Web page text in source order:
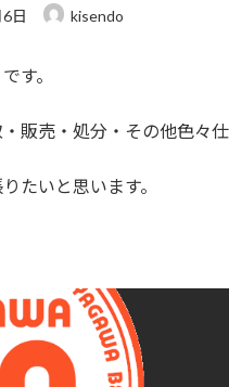
日 kisendo
す。
販売・処分・その他色々仕
たいと思います。